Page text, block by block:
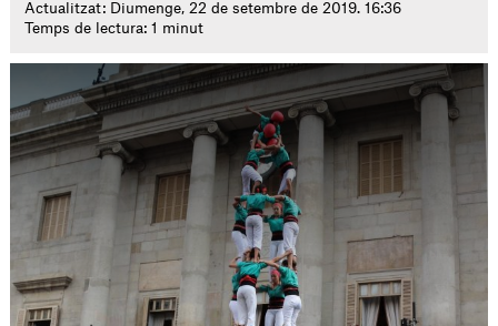
Actualitzat: Diumenge, 22 de setembre de 2019. 16:36
Temps de lectura: 1 minut